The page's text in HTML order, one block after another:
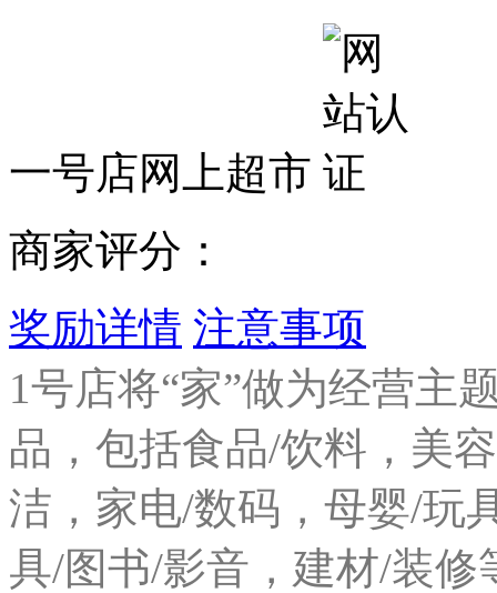
一号店网上超市
商家评分：
奖励详情 注意事项
1号店将“家”做为经营主
品，包括食品/饮料，美
洁，家电/数码，母婴/玩
具/图书/影音，建材/装